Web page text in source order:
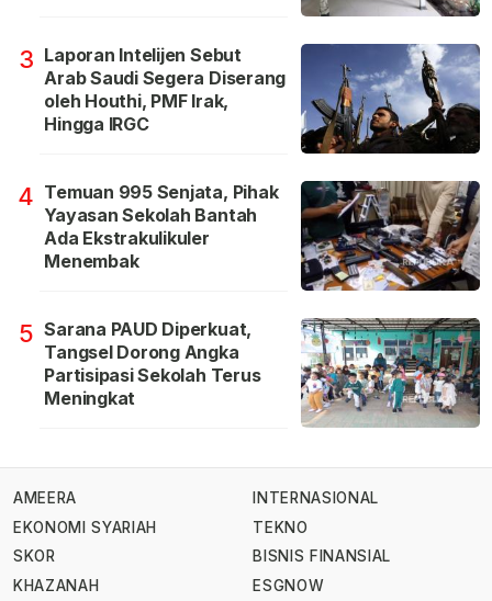
3 Laporan Intelijen Sebut
Arab Saudi Segera Diserang
oleh Houthi, PMF Irak,
Hingga IRGC
4 Temuan 995 Senjata, Pihak
Yayasan Sekolah Bantah
Ada Ekstrakulikuler
Menembak
5 Sarana PAUD Diperkuat,
Tangsel Dorong Angka
Partisipasi Sekolah Terus
Meningkat
AMEERA
EKONOMI SYARIAH
SKOR
KHAZANAH
INTERNASIONAL
TEKNO
BISNIS FINANSIAL
ESGNOW